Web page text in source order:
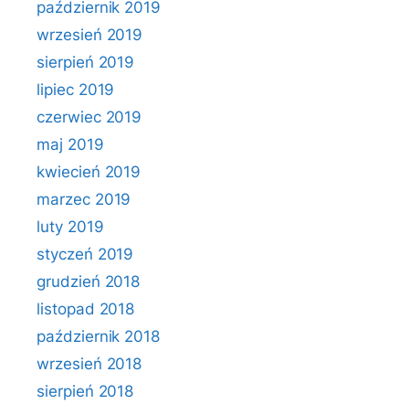
październik 2019
wrzesień 2019
sierpień 2019
lipiec 2019
czerwiec 2019
maj 2019
kwiecień 2019
marzec 2019
luty 2019
styczeń 2019
grudzień 2018
listopad 2018
październik 2018
wrzesień 2018
sierpień 2018